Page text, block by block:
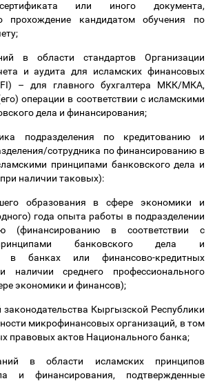
или иного документа,
прохождение кандидатом обучения по
в области стандартов Организации
и аудита для исламских финансовых
– для главного бухгалтера МКК/МКА,
операции в соответствии с исламскими
дела и финансирования;
подразделения по кредитованию и
сотрудника по финансированию в
принципами банковского дела и
наличии таковых):
образования в сфере экономики и
года опыта работы в подразделении
(финансированию в соответствии с
банковского дела и
в банках или финансово-кредитных
наличии среднего профессионального
экономики и финансов);
законодательства Кыргызской Республики
микрофинансовых организаций, в том
правовых актов Национального банка;
в области исламских принципов
и финансирования, подтвержденные